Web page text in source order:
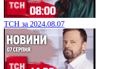
ТСН за 2024.08.07